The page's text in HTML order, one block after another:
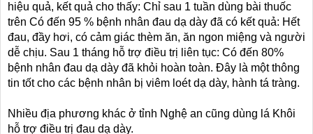
hiệu quả, kết quả cho thấy: Chỉ sau 1 tuần dùng bài thuốc
trên Có đến 95 % bệnh nhân đau dạ dày đã có kết quả: Hết
đau, đầy hơi, có cảm giác thèm ăn, ăn ngon miệng và người
dễ chịu. Sau 1 tháng hỗ trợ điều trị liên tục: Có đến 80%
bệnh nhân đau dạ dày đã khỏi hoàn toàn. Đây là một thông
tin tốt cho các bệnh nhân bị viêm loét dạ dày, hành tá tràng.
Nhiều địa phương khác ở tỉnh Nghệ an cũng dùng lá Khôi
hỗ trợ điều trị đau dạ dày.